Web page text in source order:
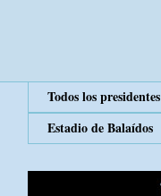
Todos los presidentes
Estadio de Balaídos